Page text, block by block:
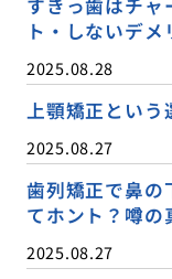
ト・しないデメ
2025.08.28
上顎矯正という
2025.08.27
歯列矯正で鼻の
てホント？噂の
2025.08.27